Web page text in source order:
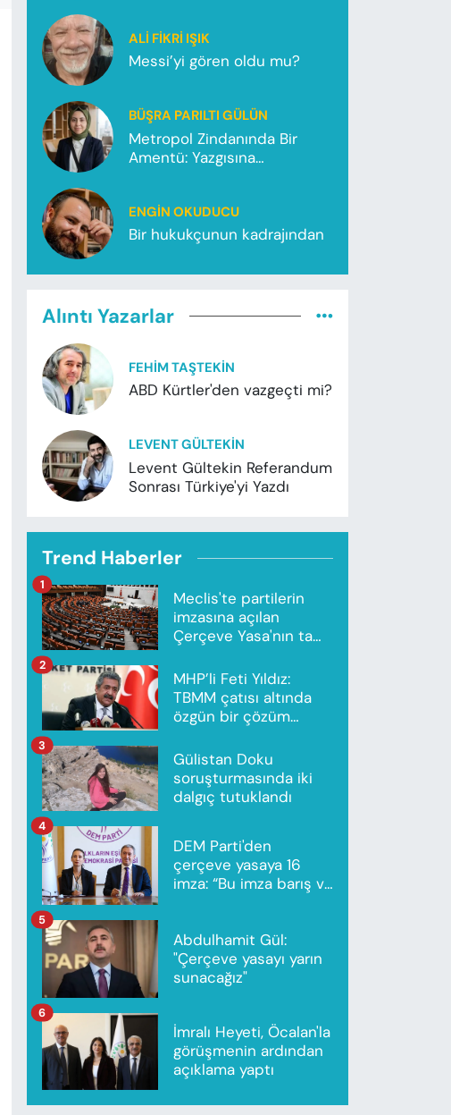
ALI FIKRI IŞIK
Messi’yi gören oldu mu?
BÜŞRA PARILTI GÜLÜN
Metropol Zindanında Bir
Amentü: Yazgısına
ENGIN OKUDUCU
Bir hukukçunun kadrajından
Alıntı Yazarlar
FEHIM TAŞTEKIN
ABD Kürtler'den vazgeçti mi?
LEVENT GÜLTEKIN
Levent Gültekin Referandum
Sonrası Türkiye'yi Yazdı
Trend Haberler
Meclis'te partilerin
imzasına açılan
Çerçeve Yasa'nın tam
1
MHP’li Feti Yıldız:
TBMM çatısı altında
özgün bir çözüm
2
Gülistan Doku
soruşturmasında iki
dalgıç tutuklandı
3
DEM Parti'den
çerçeve yasaya 16
imza: “Bu imza barış ve
4
Abdulhamit Gül:
"Çerçeve yasayı yarın
sunacağız"
5
İmralı Heyeti, Öcalan'la
görüşmenin ardından
açıklama yaptı
6